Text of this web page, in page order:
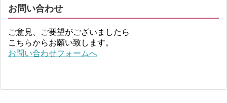
お問い合わせ
ご意見、ご要望がございましたら
こちらからお願い致します。
お問い合わせフォームへ